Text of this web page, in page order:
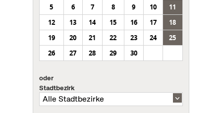
5
6 7 8 9 10
11
12
13 14 15 16 17
18
19
20 21 22 23 24
25
26
27 28 29 30
oder
Stadtbezirk